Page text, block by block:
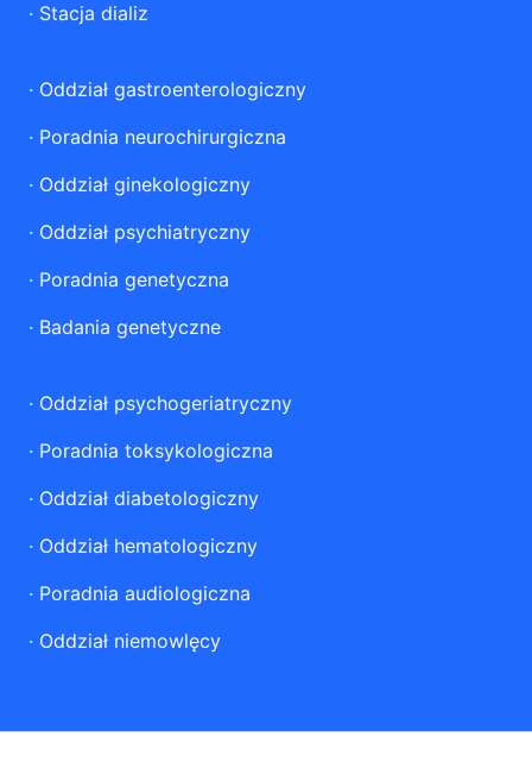
· Stacja dializ
· Oddział gastroenterologiczny
· Poradnia neurochirurgiczna
· Oddział ginekologiczny
· Oddział psychiatryczny
· Poradnia genetyczna
· Badania genetyczne
· Oddział psychogeriatryczny
· Poradnia toksykologiczna
· Oddział diabetologiczny
· Oddział hematologiczny
· Poradnia audiologiczna
· Oddział niemowlęcy